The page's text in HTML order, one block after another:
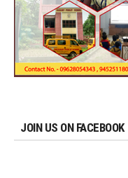
JOIN US ON FACEBOOK